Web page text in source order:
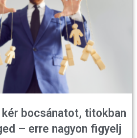
kér bocsánatot, titokban
– erre nagyon figyelj